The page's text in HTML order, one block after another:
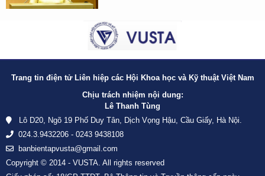
Trang tin điện tử Liên hiệp các Hội Khoa học và Kỹ thuật Việt Nam
Chịu trách nhiệm nội dung:
Lê Thanh Tùng
Lô D20, Ngõ 19 Phố Duy Tân, Dịch Vọng Hậu, Cầu Giấy, Hà Nội.
024.3.9432206 - 0243 9438108
banbientapvusta@gmail.com
Copyright © 2014 - VUSTA. All rights reserved